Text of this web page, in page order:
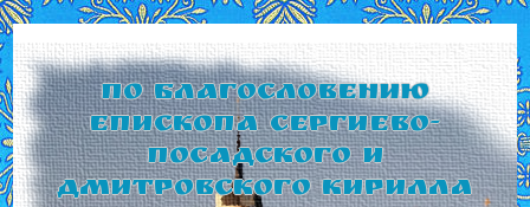
По благословению
Епископа Сергиево-
Посадского и
Дмитровского Кирилла